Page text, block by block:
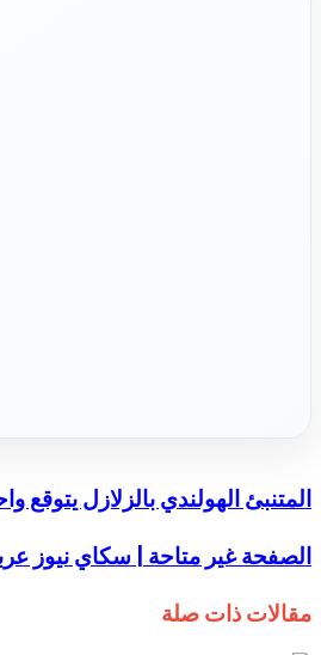
المتنبئ الهولندي بالزلازل يتوقع
الصفحة غير متاحة | سكاي نيوز
مقالات ذات صلة